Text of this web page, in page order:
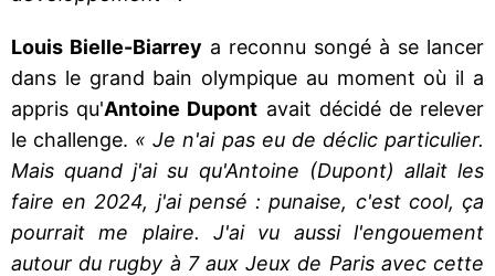
Louis Bielle-Biarrey a reconnu songé à se lancer
dans le grand bain olympique au moment où il a
appris qu'Antoine Dupont avait décidé de relever
le challenge. « Je n'ai pas eu de déclic particulier.
Mais quand j'ai su qu'Antoine (Dupont) allait les
faire en 2024, j'ai pensé : punaise, c'est cool, ça
pourrait me plaire. J'ai vu aussi l'engouement
autour du rugby à 7 aux Jeux de Paris avec cette